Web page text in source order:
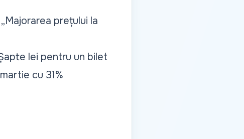
prețului la
lei pentru un bilet
cu 31%